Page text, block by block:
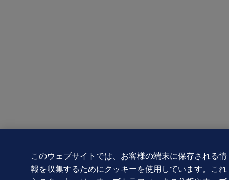
このウェブサイトでは、お客様の端末に保存される情
報を収集するためにクッキーを使用しています。これ